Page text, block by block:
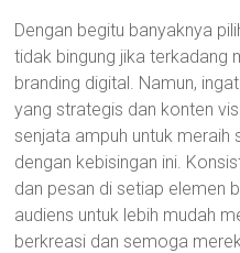
Dengan begitu banyaknya
tidak bingung jika terkadang
branding digital. Namun,
yang strategis dan konten
senjata ampuh untuk meraih
dengan kebisingan ini.
dan pesan di setiap elemen
audiens untuk lebih mudah
berkreasi dan semoga